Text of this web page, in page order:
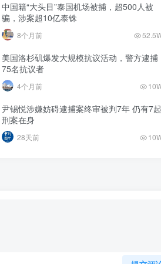
中国籍“大头目”泰国机场被捕，超500人被
骗，涉案超10亿泰铢
8个月前
美国洛杉矶爆发大规模抗议活动，警方逮捕
75名抗议者
4个月前
尹锡悦涉嫌妨碍逮捕案终审被判7年 仍有7起
刑案在身
28天前